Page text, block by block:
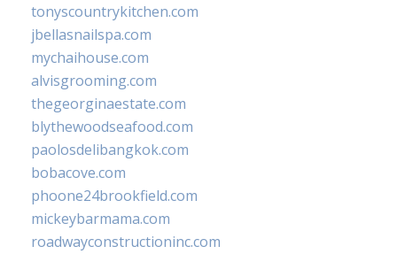
tonyscountrykitchen.com
jbellasnailspa.com
mychaihouse.com
alvisgrooming.com
thegeorginaestate.com
blythewoodseafood.com
paolosdelibangkok.com
bobacove.com
phoone24brookfield.com
mickeybarmama.com
roadwayconstructioninc.com